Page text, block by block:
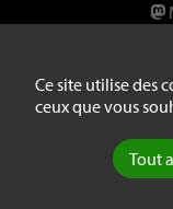
Ce site utilise des
ceux que vous
Tout